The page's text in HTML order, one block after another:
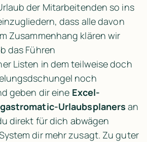
der Mitarbeitenden so ins
dass alle davon
Zusammenhang klären wir
das Führen
Listen in dem teilweise doch
noch
geben dir eine Excel-
gastromatic-Urlaubsplaners an
direkt für dich abwägen
dir mehr zusagt. Zu guter